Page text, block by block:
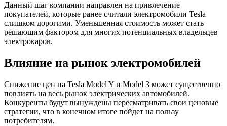
Данный шаг компании направлен на привлечение
покупателей, которые ранее считали электромобили Tesla
слишком дорогими. Уменьшенная стоимость может стать
решающим фактором для многих потенциальных владельцев
электрокаров.
Влияние на рынок электромобилей
Снижение цен на Tesla Model Y и Model 3 может существенно
повлиять на весь рынок электрических автомобилей.
Конкуренты будут вынуждены пересматривать свои ценовые
стратегии, что в конечном итоге пойдет на пользу
потребителям.